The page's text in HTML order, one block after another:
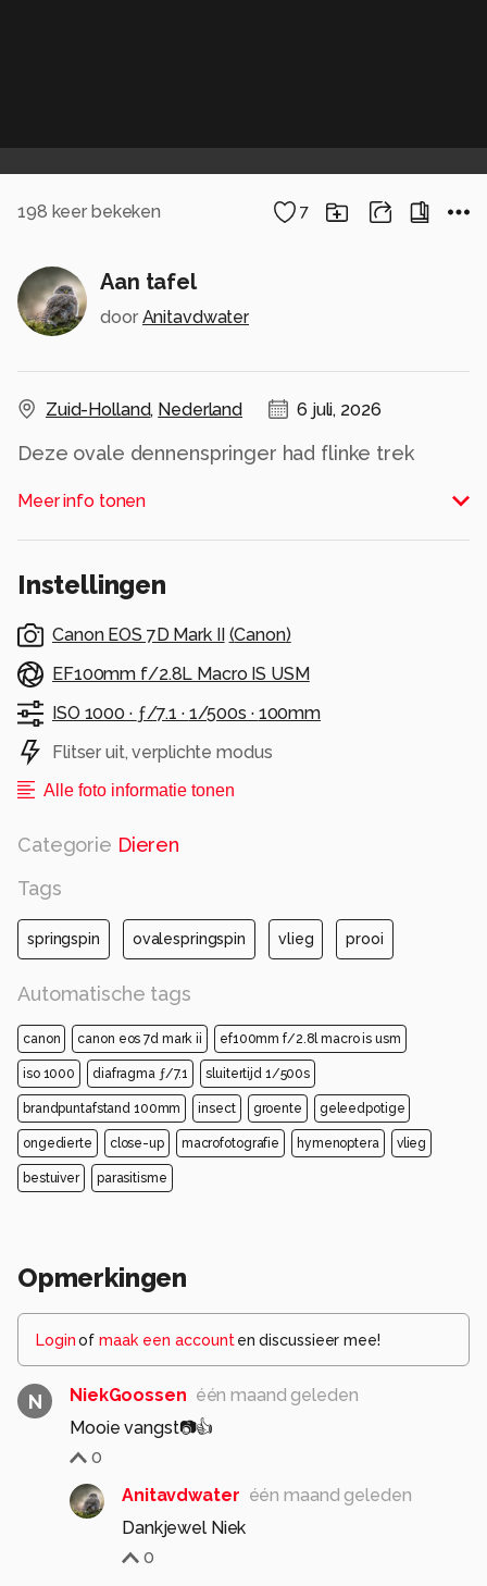
198 keer bekeken 7
Aan tafel
door Anitavdwater
Zuid-Holland, Nederland 6 juli, 2026
Deze ovale dennenspringer had flinke trek
Alle rechten voorbehouden
Meer info tonen
Instellingen
Canon EOS 7D Mark II (Canon)
EF100mm f/2.8L Macro IS USM
ISO 1000 · ƒ/7.1 · 1/500s · 100mm
Flitser uit, verplichte modus
Alle foto informatie tonen
Categorie Dieren
Tags
springspin ovalespringspin vlieg prooi
Automatische tags
canon canon eos 7d mark ii ef100mm f/2.8l macro is usm
iso 1000 diafragma ƒ/7.1 sluitertijd 1/500s
brandpuntafstand 100mm insect groente geleedpotige
ongedierte close-up macrofotografie hymenoptera vlieg
bestuiver parasitisme
Opmerkingen
Loginof maak een account en discussieer mee!
N NiekGoossen één maand geleden
Mooie vangst📷👍
0
Anitavdwater één maand geleden
Dankjewel Niek
0